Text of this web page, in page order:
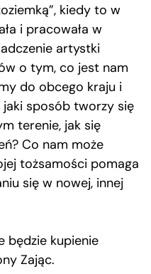
kiedy to w
i pracowała w
artystki
o tym, co jest nam
do obcego kraju i
jaki sposób tworzy się
terenie, jak się
Co nam może
tożsamości pomaga
się w nowej, innej
będzie kupienie
Zając.